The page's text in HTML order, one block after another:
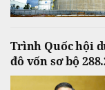
Trình Quốc hội
đô vốn sơ bộ